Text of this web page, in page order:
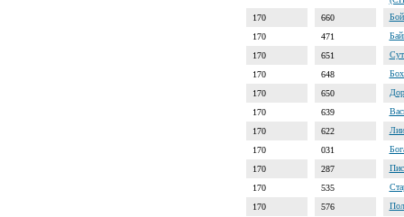
170
660
170
471
170
651
170
648
170
650
170
639
170
622
170
031
170
287
170
535
170
576